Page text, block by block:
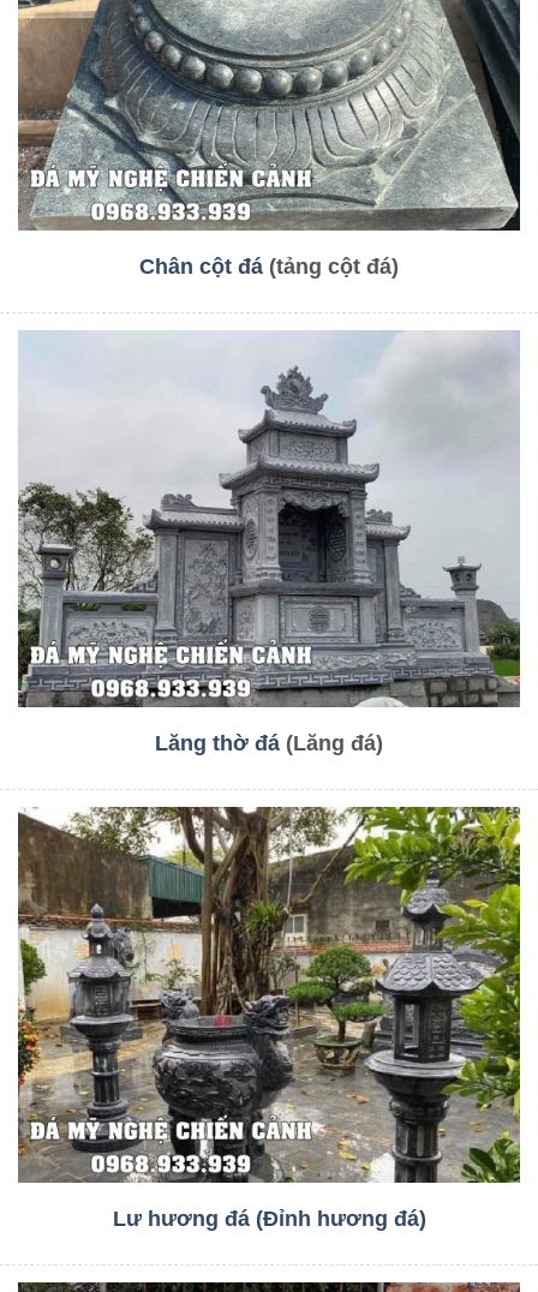
Chân cột đá (tảng cột đá)
Lăng thờ đá (Lăng đá)
Lư hương đá (Đỉnh hương đá)